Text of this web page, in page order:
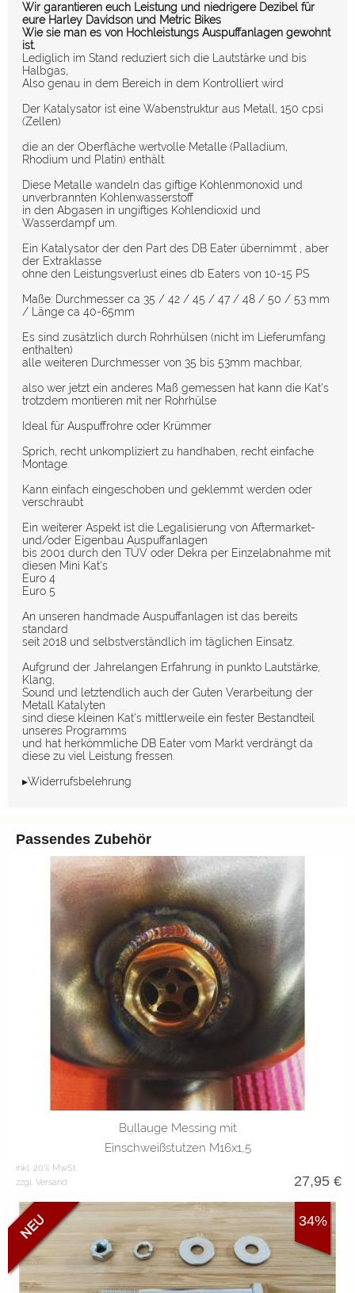
Wir garantieren euch Leistung und niedrigere Dezibel für
eure Harley Davidson und Metric Bikes
Wie sie man es von Hochleistungs Auspuffanlagen gewohnt
ist.
Lediglich im Stand reduziert sich die Lautstärke und bis
Halbgas,
Also genau in dem Bereich in dem Kontrolliert wird
Der Katalysator ist eine Wabenstruktur aus Metall, 150 cpsi
(Zellen)
die an der Oberfläche wertvolle Metalle (Palladium,
Rhodium und Platin) enthält.
Diese Metalle wandeln das giftige Kohlenmonoxid und
unverbrannten Kohlenwasserstoff
in den Abgasen in ungiftiges Kohlendioxid und
Wasserdampf um.
Ein Katalysator der den Part des DB Eater übernimmt , aber
der Extraklasse
ohne den Leistungsverlust eines db Eaters von 10-15 PS
Maße: Durchmesser ca 35 / 42 / 45 / 47 / 48 / 50 / 53 mm
/ Länge ca 40-65mm
Es sind zusätzlich durch Rohrhülsen (nicht im Lieferumfang
enthalten)
alle weiteren Durchmesser von 35 bis 53mm machbar,
also wer jetzt ein anderes Maß gemessen hat kann die Kat's
trotzdem montieren mit ner Rohrhülse
Ideal für Auspuffrohre oder Krümmer
Sprich, recht unkompliziert zu handhaben, recht einfache
Montage.
Kann einfach eingeschoben und geklemmt werden oder
verschraubt
Ein weiterer Aspekt ist die Legalisierung von Aftermarket-
und/oder Eigenbau Auspuffanlagen
bis 2001 durch den TÜV oder Dekra per Einzelabnahme mit
diesen Mini Kat's
Euro 4
Euro 5
An unseren handmade Auspuffanlagen ist das bereits
standard
seit 2018 und selbstverständlich im täglichen Einsatz.
Aufgrund der Jahrelangen Erfahrung in punkto Lautstärke,
Klang,
Sound und letztendlich auch der Guten Verarbeitung der
Metall Katalyten
sind diese kleinen Kat's mittlerweile ein fester Bestandteil
unseres Programms
und hat herkömmliche DB Eater vom Markt verdrängt da
diese zu viel Leistung fressen.
▸Widerrufsbelehrung
Passendes Zubehör
Bullauge Messing mit
Einschweißstutzen M16x1,5
inkl. 20% MwSt.
zzgl. Versand
27,95 €
34%